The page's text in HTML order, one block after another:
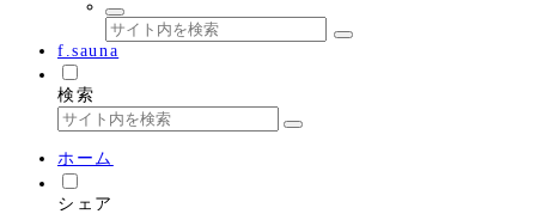
f.sauna
検索
ホーム
シェア